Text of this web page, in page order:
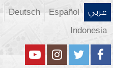
عربي Español
Deutsch
Indonesia